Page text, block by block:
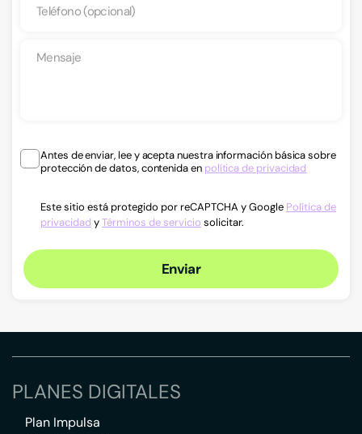
Antes de enviar, lee y acepta nuestra información básica sobre
protección de datos, contenida en política de privacidad
Este sitio está protegido por reCAPTCHA y Google Política de
privacidad yTérminos de servicio solicitar.
Enviar
PLANES DIGITALES
Plan Impulsa